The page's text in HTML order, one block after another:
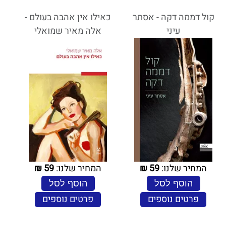
קול דממה דקה - אסתר
עיני
המחיר שלנו:59
₪
הוסף לסל
פרטים נוספים
כאילו אין אהבה בעולם -
אלה מאיר שמואלי
המחיר שלנו:59
₪
הוסף לסל
פרטים נוספים